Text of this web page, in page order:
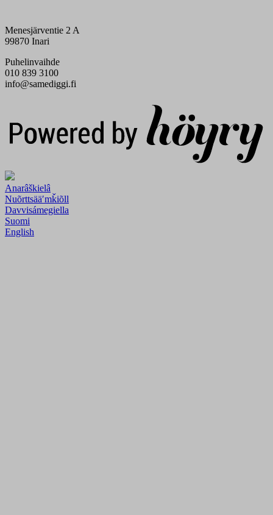
Menesjärventie 2 A
99870 Inari
Puhelinvaihde
010 839 3100
info@samediggi.fi
Anarâškielâ
Nuõrttsääʹmǩiõll
Davvisámegiella
Suomi
English